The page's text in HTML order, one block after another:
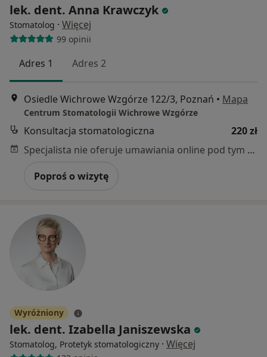
lek. dent. Anna Krawczyk
Stomatolog · Więcej
99 opinii
Adres 1 Adres 2
Osiedle Wichrowe Wzgórze 122/3, Poznań • Mapa
Centrum Stomatologii Wichrowe Wzgórze
Konsultacja stomatologiczna
220 zł
Specjalista nie oferuje umawiania online pod tym adresem.
Poproś o wizytę
Wyróżniony
lek. dent. Izabella Janiszewska
Stomatolog, Protetyk stomatologiczny · Więcej